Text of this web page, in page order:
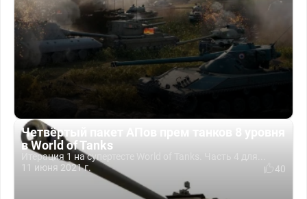
Четвёртый пакет АПов прем танков 8 уровня
в World of Tanks
Итерация 1 на супертесте World of Tanks. Часть 4 для...
11 июня 2021 г.
40